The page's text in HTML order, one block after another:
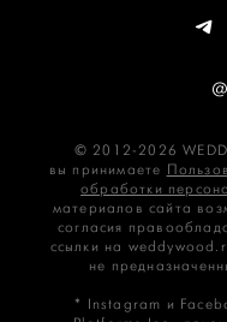
© 2012-2026
вы принимаете
обработки
материалов сайта
согласия
ссылки на
не
* Instagram и